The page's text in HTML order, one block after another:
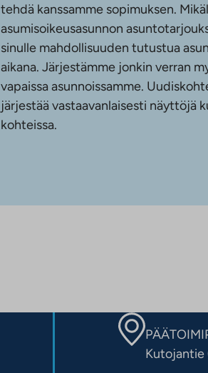
tehdä kanssamme sopimuksen.
asumisoikeusasunnon
sinulle mahdollisuuden tutustua
aikana. Järjestämme jonkin verran
vapaissa asunnoissamme.
järjestää vastaavanlaisesti näyttöjä
kohteissa.
Kutojantie